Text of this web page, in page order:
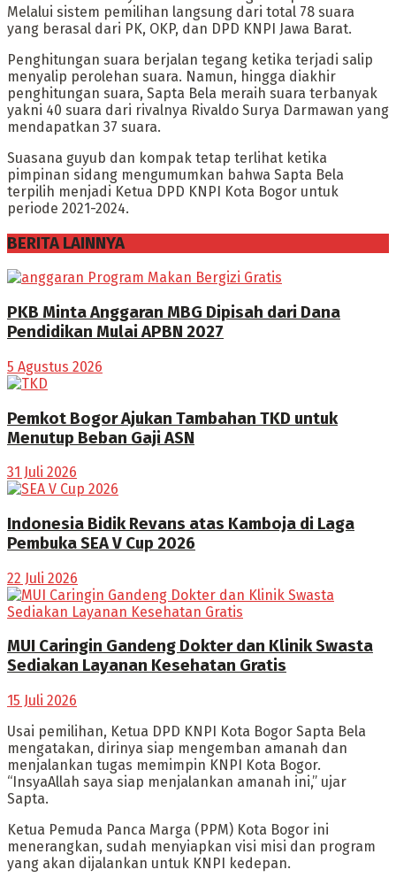
Melalui sistem pemilihan langsung dari total 78 suara
yang berasal dari PK, OKP, dan DPD KNPI Jawa Barat.
Penghitungan suara berjalan tegang ketika terjadi salip
menyalip perolehan suara. Namun, hingga diakhir
penghitungan suara, Sapta Bela meraih suara terbanyak
yakni 40 suara dari rivalnya Rivaldo Surya Darmawan yang
mendapatkan 37 suara.
Suasana guyub dan kompak tetap terlihat ketika
pimpinan sidang mengumumkan bahwa Sapta Bela
terpilih menjadi Ketua DPD KNPI Kota Bogor untuk
periode 2021-2024.
BERITA LAINNYA
PKB Minta Anggaran MBG Dipisah dari Dana
Pendidikan Mulai APBN 2027
5 Agustus 2026
Pemkot Bogor Ajukan Tambahan TKD untuk
Menutup Beban Gaji ASN
31 Juli 2026
Indonesia Bidik Revans atas Kamboja di Laga
Pembuka SEA V Cup 2026
22 Juli 2026
MUI Caringin Gandeng Dokter dan Klinik Swasta
Sediakan Layanan Kesehatan Gratis
15 Juli 2026
Usai pemilihan, Ketua DPD KNPI Kota Bogor Sapta Bela
mengatakan, dirinya siap mengemban amanah dan
menjalankan tugas memimpin KNPI Kota Bogor.
“InsyaAllah saya siap menjalankan amanah ini,” ujar
Sapta.
Ketua Pemuda Panca Marga (PPM) Kota Bogor ini
menerangkan, sudah menyiapkan visi misi dan program
yang akan dijalankan untuk KNPI kedepan.